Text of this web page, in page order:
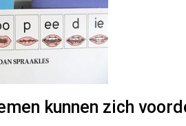
kunnen zich